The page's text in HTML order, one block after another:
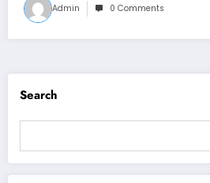
Admin 0 Comments
Search